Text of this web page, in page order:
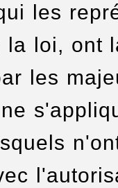
les
la loi, ont
les